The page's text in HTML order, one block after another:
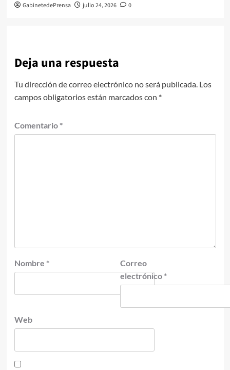
GabinetedePrensa julio 24, 2026 0
Deja una respuesta
Tu dirección de correo electrónico no será publicada. Los
campos obligatorios están marcados con *
Comentario *
Nombre *
Correo
electrónico *
Web